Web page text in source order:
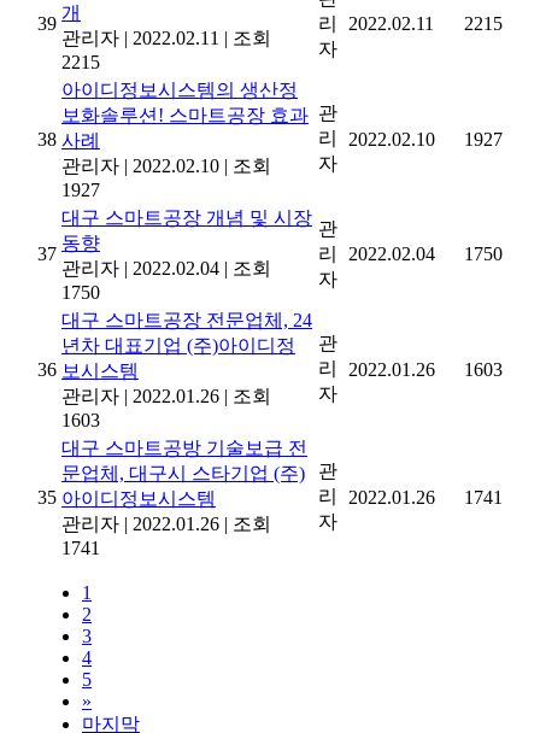
39
개
관리자 | 2022.02.11 | 조회
2215
리
자
2022.02.11 2215
38
아이디정보시스템의 생산정
보화솔루션! 스마트공장 효과
사례
관리자 | 2022.02.10 | 조회
1927
관
리
자
2022.02.10 1927
37
대구 스마트공장 개념 및 시장
동향
관리자 | 2022.02.04 | 조회
1750
관
리
자
2022.02.04 1750
36
대구 스마트공장 전문업체, 24
년차 대표기업 (주)아이디정
보시스템
관리자 | 2022.01.26 | 조회
1603
관
리
자
2022.01.26 1603
35
대구 스마트공방 기술보급 전
문업체, 대구시 스타기업 (주)
아이디정보시스템
관리자 | 2022.01.26 | 조회
1741
관
리
자
2022.01.26 1741
1
2
3
4
5
»
마지막